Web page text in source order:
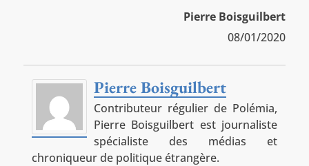
Pierre Boisguilbert
08/01/2020
Pierre Boisguilbert
Contributeur régulier de Polémia,
Pierre Boisguilbert est journaliste
spécialiste des médias et
chroniqueur de politique étrangère.